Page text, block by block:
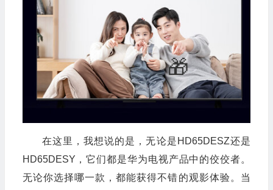
在这里，我想说的是，无论是HD65DESZ还是
HD65DESY，它们都是华为电视产品中的佼佼者。
无论你选择哪一款，都能获得不错的观影体验。当
💰